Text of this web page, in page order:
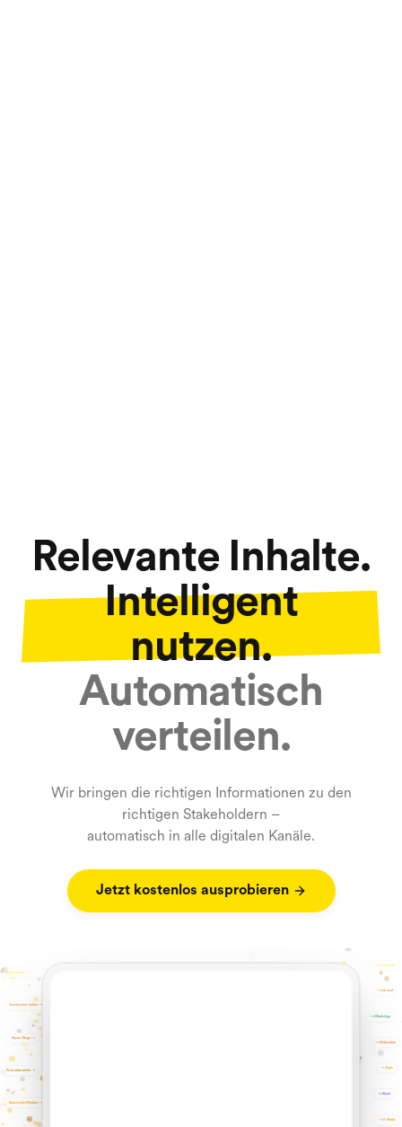
Relevante Inhalte.
Intelligent
nutzen.
Automatisch
verteilen.
Wir bringen die richtigen Informationen zu den
richtigen Stakeholdern –
automatisch in alle digitalen Kanäle.
Jetzt kostenlos ausprobieren
Fachmedien →
Socialmedia-Seiten →
News-Blogs →
Pressebereiche →
klassische Medien →
→ Socialmedia
→ Intranet
→ WhatsApp
→ Webseiten
→ Apps
→ Slack
→ E-Mails